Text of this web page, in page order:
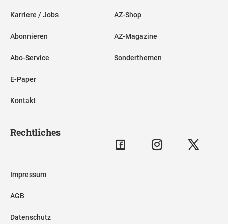
Karriere / Jobs
Abonnieren
Abo-Service
E-Paper
Kontakt
AZ-Shop
AZ-Magazine
Sonderthemen
Rechtliches
Impressum
AGB
Datenschutz